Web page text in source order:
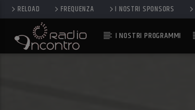
RELOAD FREQUENZA I NOSTRI SPONSORS
I NOSTRI PROGRAMMI